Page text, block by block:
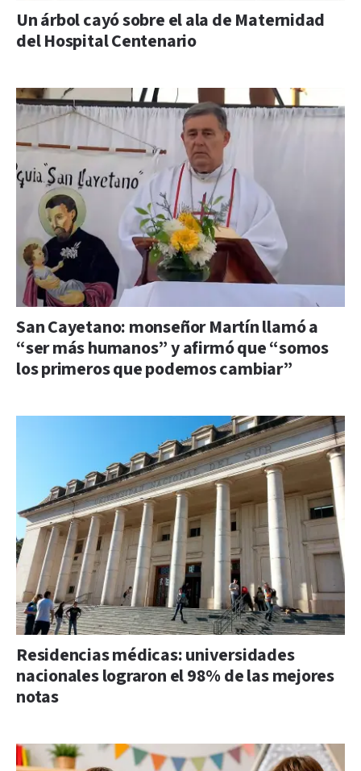
Un árbol cayó sobre el ala de Maternidad
del Hospital Centenario
San Cayetano: monseñor Martín llamó a
“ser más humanos” y afirmó que “somos
los primeros que podemos cambiar”
Residencias médicas: universidades
nacionales lograron el 98% de las mejores
notas